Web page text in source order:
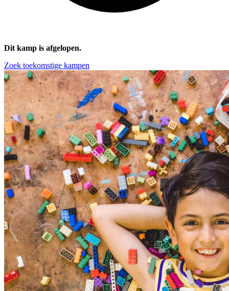
Dit kamp is afgelopen.
Zoek toekomstige kampen